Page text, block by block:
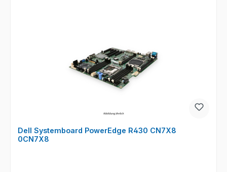
Dell Systemboard PowerEdge R430 CN7X8
0CN7X8